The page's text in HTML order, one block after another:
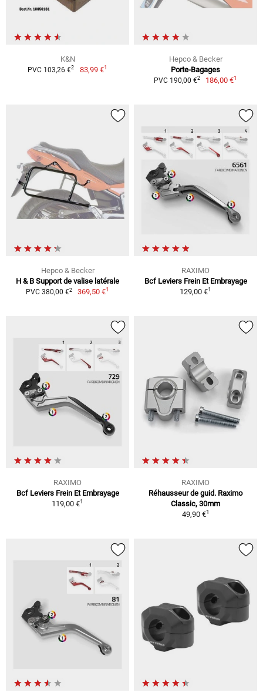
K&N
PVC 103,26 €2 83,99 €1
Hepco & Becker
Porte-Bagages
PVC 190,00 €2 186,00 €1
Hepco & Becker
H & B Support de valise latérale
PVC 380,00 €2 369,50 €1
RAXIMO
Bcf Leviers Frein Et Embrayage
129,00 €1
RAXIMO
Bcf Leviers Frein Et Embrayage
119,00 €1
RAXIMO
Réhausseur de guid. Raximo
Classic, 30mm
49,90 €1